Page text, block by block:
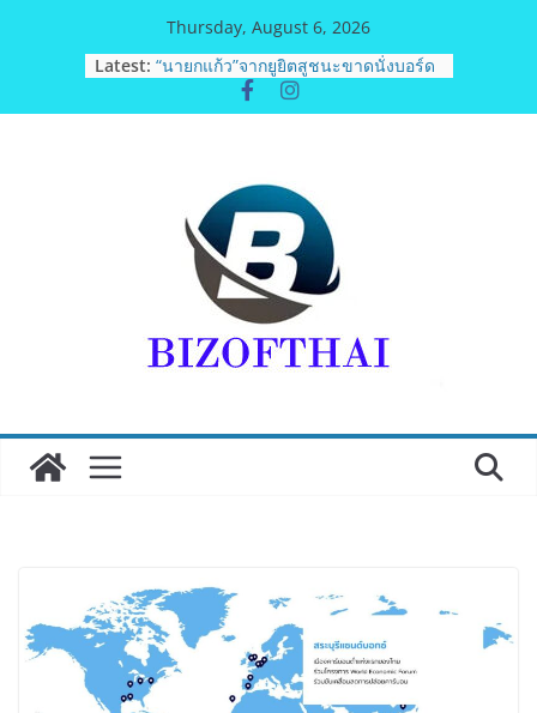
Thursday, August 6, 2026
Latest: “นายกแก้ว”จากยูยิตสูชนะขาดนั่งบอร์ด
การกีฬาเป็นสมัยที่สอง
ฟุตซอลไทย เสมอ เวียดนาม 3-3 ลุ้นคว้า
วัฒนธรรม แถลงเปิดตัวโครงการ
ประกวดอัตลักษณ์อาหารภูมิภาค “รสถิ่น
ไทย” เฟ้นหาเมนูต้นตำรับ 4 ภูมิภาค ดัน
Soft Power สู่ระดับโลก
BEDO เดินหน้าจัดกิจกรรมเจรจาธุรกิจ
“BIO TRADE CONNECT 2026”ยกระดับ
ผลิตภัณฑ์ท้องถิ่นสู่ตลาดเชิงพาณิชย์
อย่างยั่งยืน
อดีตแข้งดังทีมชาติ ยุคบุกเบิก “วัดสุ